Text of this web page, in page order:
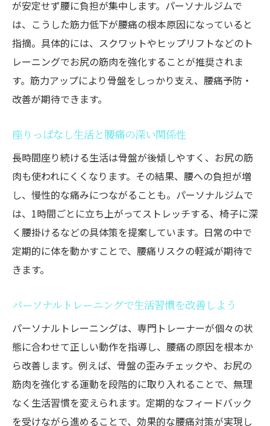
が安定せず腰に負担が集中します。パーソナルジムで
は、こうした筋力低下が腰痛の根本原因になっていると
指摘。具体的には、スクワットやヒップリフトなどのト
レーニングでお尻の筋肉を強化することが推奨されま
す。筋力アップにより骨盤をしっかり支え、腰痛予防・
改善が期待できます。
座りっぱなし生活と腰痛の深い関係性
長時間座り続ける生活は骨盤が後傾しやすく、お尻の筋
肉も使われにくくなります。その結果、腰への負担が増
し、慢性的な痛みにつながることも。パーソナルジムで
は、1時間ごとに立ち上がってストレッチする、椅子に深
く腰掛けるなどの具体策を提案しています。日常の中で
定期的に体を動かすことで、腰痛リスクの軽減が期待で
きます。
パーソナルトレーニングで生活習慣を改善しよう
パーソナルトレーニングは、専門トレーナーが個々の状
態に合わせて正しい動作を指導し、腰痛の原因を根本か
ら改善します。例えば、骨盤の歪みチェックや、お尻の
筋肉を強化する運動を段階的に取り入れることで、無理
なく生活習慣を変えられます。定期的なフィードバック
を受けながら進めることで、効果的な腰痛対策が実現し